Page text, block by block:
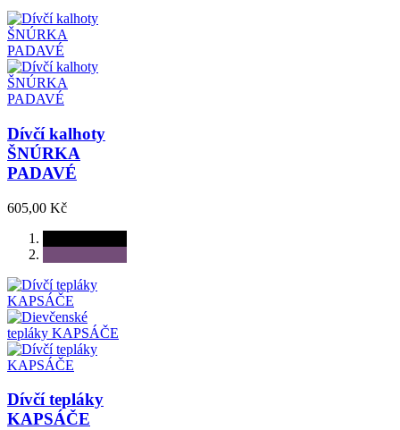
Dívčí kalhoty
ŠNÚRKA
PADAVÉ
605,00 Kč
Dívčí tepláky
KAPSÁČE